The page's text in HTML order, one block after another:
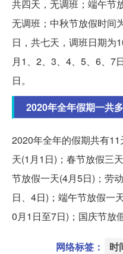
共四天，无调班；端午节
无调班；中秋节放假时间
日，共七天，调班日期为
月1、2、3、4、5、6、7
日。
2020年全年假期一共
2020年全年的假期共有
天(1月1日)；春节放假三
节放假一天(4月5日)；劳
日、4日)；端午节放假一
0月1日至7日)；国庆节放
网络标签： 时